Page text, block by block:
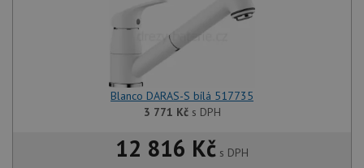
Blanco DARAS-S bílá 517735
3 771 Kčs DPH
12 816 Kč s DPH